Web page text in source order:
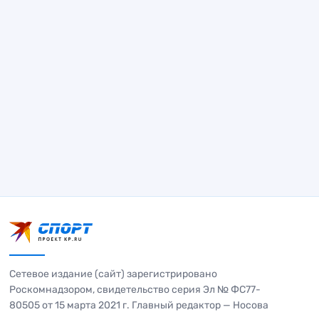
Сетевое издание (сайт) зарегистрировано
Роскомнадзором, свидетельство серия Эл № ФС77-
80505 от 15 марта 2021 г. Главный редактор — Носова